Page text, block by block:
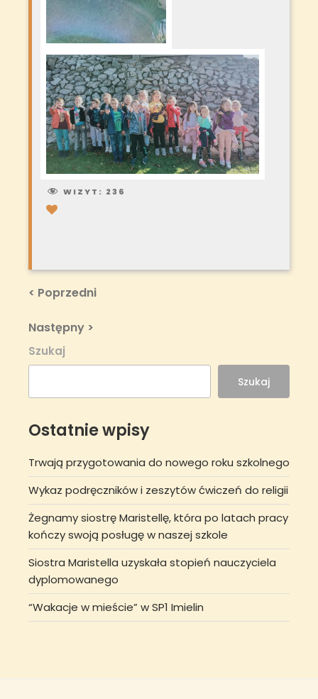
WIZYT: 236
Nawigacja
Previous
< Poprzedni
Next
Post
Następny >
Szukaj
Szukaj
Ostatnie wpisy
Trwają przygotowania do nowego roku szkolnego
Wykaz podręczników i zeszytów ćwiczeń do religii
Żegnamy siostrę Maristellę, która po latach pracy
kończy swoją posługę w naszej szkole
Siostra Maristella uzyskała stopień nauczyciela
dyplomowanego
“Wakacje w mieście” w SP1 Imielin